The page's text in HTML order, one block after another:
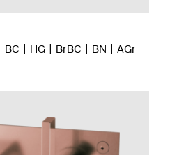
BC HG BrBC BN AGr